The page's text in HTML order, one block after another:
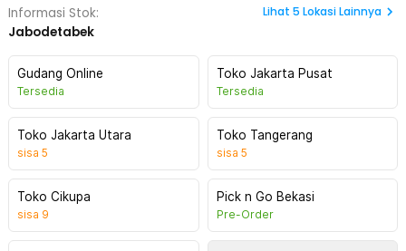
Informasi Stok:
Jabodetabek
Lihat 5 Lokasi Lainnya
Gudang Online
Tersedia
Toko Jakarta Pusat
Tersedia
Toko Jakarta Utara
sisa 5
Toko Tangerang
sisa 5
Toko Cikupa
sisa 9
Pick n Go Bekasi
Pre-Order